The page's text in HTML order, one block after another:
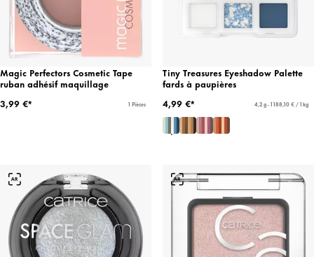
Magic Perfectors Cosmetic Tape
ruban adhésif maquillage
3,99 €*
1 Pièces
Tiny Treasures Eyeshadow Palette
fards à paupières
4,99 €*
4,2 g - 1 188,10 € / 1 kg